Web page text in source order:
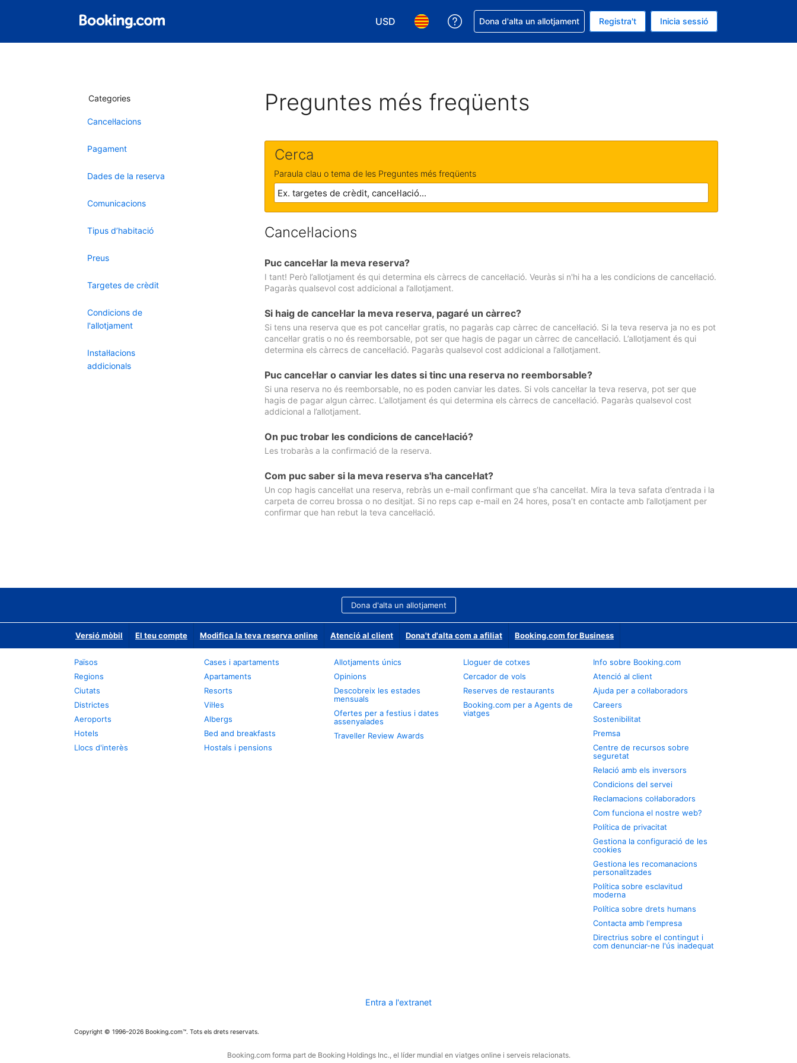
USD
Tria la moneda. La moneda actual és Dòlar dels Estats Units
Tria l'idioma. L'idioma actual és Català
Rep ajuda amb la reserva
Dona d'alta un allotjament Registra't Inicia sessió
Categories
Cancel·lacions
Pagament
Dades de la reserva
Comunicacions
Tipus d’habitació
Preus
Targetes de crèdit
Condicions de
l'allotjament
Instal·lacions
addicionals
Preguntes més freqüents
Cerca
Paraula clau o tema de les Preguntes més freqüents
Cancel·lacions
Puc cancel·lar la meva reserva?
I tant! Però l’allotjament és qui determina els càrrecs de cancel·lació. Veuràs si n'hi ha a les condicions de cancel·lació.
Pagaràs qualsevol cost addicional a l’allotjament.
Si haig de cancel·lar la meva reserva, pagaré un càrrec?
Si tens una reserva que es pot cancel·lar gratis, no pagaràs cap càrrec de cancel·lació. Si la teva reserva ja no es pot
cancel·lar gratis o no és reemborsable, pot ser que hagis de pagar un càrrec de cancel·lació. L’allotjament és qui
determina els càrrecs de cancel·lació. Pagaràs qualsevol cost addicional a l’allotjament.
Puc cancel·lar o canviar les dates si tinc una reserva no reemborsable?
Si una reserva no és reemborsable, no es poden canviar les dates. Si vols cancel·lar la teva reserva, pot ser que
hagis de pagar algun càrrec. L’allotjament és qui determina els càrrecs de cancel·lació. Pagaràs qualsevol cost
addicional a l’allotjament.
On puc trobar les condicions de cancel·lació?
Les trobaràs a la confirmació de la reserva.
Com puc saber si la meva reserva s'ha cancel·lat?
Un cop hagis cancel·lat una reserva, rebràs un e-mail confirmant que s’ha cancel·lat. Mira la teva safata d’entrada i la
carpeta de correu brossa o no desitjat. Si no reps cap e-mail en 24 hores, posa’t en contacte amb l’allotjament per
confirmar que han rebut la teva cancel·lació.
Dona d'alta un allotjament
Versió mòbil El teu compte Modifica la teva reserva online Atenció al client Dona't d'alta com a afiliat Booking.com for Business
Països
Regions
Ciutats
Districtes
Aeroports
Hotels
Llocs d'interès
Cases i apartaments
Apartaments
Resorts
Vil·les
Albergs
Bed and breakfasts
Hostals i pensions
Allotjaments únics
Opinions
Descobreix les estades
mensuals
Ofertes per a festius i dates
assenyalades
Traveller Review Awards
Lloguer de cotxes
Cercador de vols
Reserves de restaurants
Booking.com per a Agents de
viatges
Info sobre Booking.com
Atenció al client
Ajuda per a col·laboradors
Careers
Sostenibilitat
Premsa
Centre de recursos sobre
seguretat
Relació amb els inversors
Condicions del servei
Reclamacions col·laboradors
Com funciona el nostre web?
Política de privacitat
Gestiona la configuració de les
cookies
Gestiona les recomanacions
personalitzades
Política sobre esclavitud
moderna
Política sobre drets humans
Contacta amb l'empresa
Directrius sobre el contingut i
com denunciar-ne l'ús inadequat
Entra a l'extranet
Copyright © 1996–2026 Booking.com™. Tots els drets reservats.
Booking.com forma part de Booking Holdings Inc., el líder mundial en viatges online i serveis relacionats.